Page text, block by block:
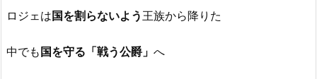
ロジェは 国を割らないよう王族から降りた
中でも 国を守る「戦う公爵」 へ